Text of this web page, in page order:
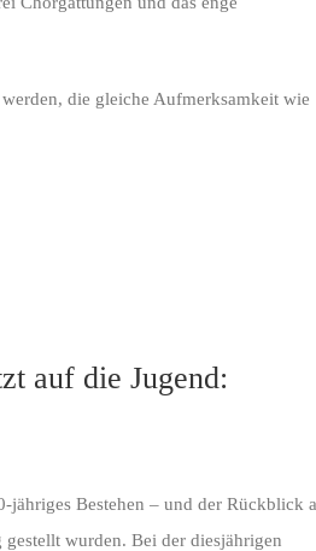
die gleiche Aufmerksamkeit wie
auf die Jugend:
jähriges Bestehen – und der Rückblick
wurden. Bei der diesjährigen